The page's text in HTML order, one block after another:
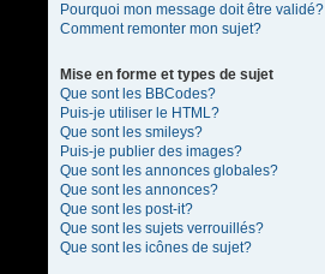
Pourquoi mon message doit être validé?
Comment remonter mon sujet?
Mise en forme et types de sujet
Que sont les BBCodes?
Puis-je utiliser le HTML?
Que sont les smileys?
Puis-je publier des images?
Que sont les annonces globales?
Que sont les annonces?
Que sont les post-it?
Que sont les sujets verrouillés?
Que sont les icônes de sujet?